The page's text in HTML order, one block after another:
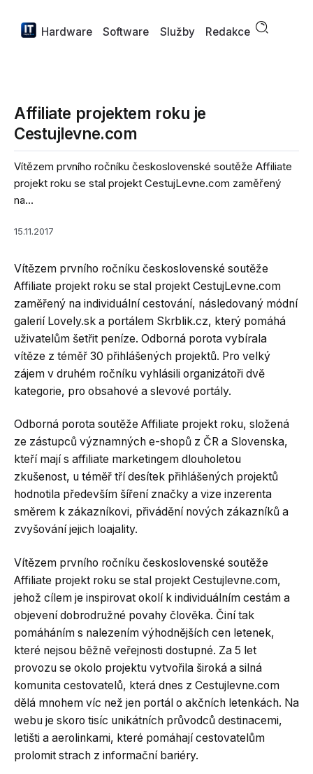
Hardware Software Služby Redakce
Affiliate projektem roku je
Cestujlevne.com
Vítězem prvního ročníku československé soutěže Affiliate
projekt roku se stal projekt CestujLevne.com zaměřený
na...
15.11.2017
Vítězem prvního ročníku československé soutěže
Affiliate projekt roku se stal projekt CestujLevne.com
zaměřený na individuální cestování, následovaný módní
galerií Lovely.sk a portálem Skrblik.cz, který pomáhá
uživatelům šetřit peníze. Odborná porota vybírala
vítěze z téměř 30 přihlášených projektů. Pro velký
zájem v druhém ročníku vyhlásili organizátoři dvě
kategorie, pro obsahové a slevové portály.
Odborná porota soutěže Affiliate projekt roku, složená
ze zástupců významných e-shopů z ČR a Slovenska,
kteří mají s affiliate marketingem dlouholetou
zkušenost, u téměř tří desítek přihlášených projektů
hodnotila především šíření značky a vize inzerenta
směrem k zákazníkovi, přivádění nových zákazníků a
zvyšování jejich loajality.
Vítězem prvního ročníku československé soutěže
Affiliate projekt roku se stal projekt Cestujlevne.com,
jehož cílem je inspirovat okolí k individuálním cestám a
objevení dobrodružné povahy člověka. Činí tak
pomáháním s nalezením výhodnějších cen letenek,
které nejsou běžně veřejnosti dostupné. Za 5 let
provozu se okolo projektu vytvořila široká a silná
komunita cestovatelů, která dnes z Cestujlevne.com
dělá mnohem víc než jen portál o akčních letenkách. Na
webu je skoro tisíc unikátních průvodců destinacemi,
letišti a aerolinkami, které pomáhají cestovatelům
prolomit strach z informační bariéry.